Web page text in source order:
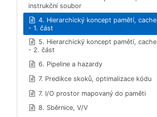
instrukční soubor
4. Hierarchický koncept pamětí, cache
- 1. část
5. Hierarchický koncept pamětí, cache
- 2. část
6. Pipeline a hazardy
7. Predikce skoků, optimalizace kódu
7. I/O prostor mapovaný do paměti
8. Sběrnice, V/V